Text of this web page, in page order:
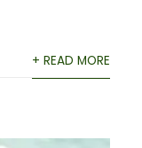
+ READ MORE